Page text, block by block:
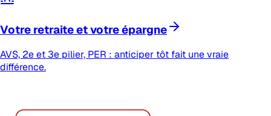
Votre retraite et votre épargne
AVS, 2e et 3e pilier, PER : anticiper tôt fait une vraie
différence.